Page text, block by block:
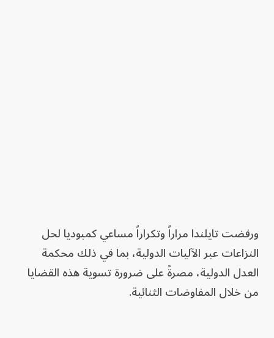
ورفضت تايلندا مراراً وتكراراً مساعي كمبوديا لحل
النزاعات عبر الآليات الدولية، بما في ذلك محكمة
العدل الدولية، مصرةً على ضرورة تسوية هذه القضايا
من خلال المفاوضات الثنائية.